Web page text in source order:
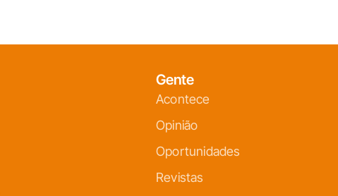
Gente
Acontece
Opinião
Oportunidades
Revistas